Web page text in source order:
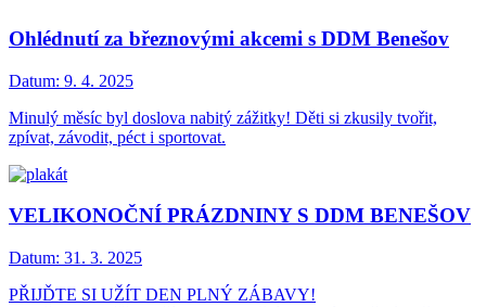
Ohlédnutí za březnovými akcemi s DDM Benešov
Datum: 9. 4. 2025
Minulý měsíc byl doslova nabitý zážitky! Děti si zkusily tvořit,
zpívat, závodit, péct i sportovat.
VELIKONOČNÍ PRÁZDNINY S DDM BENEŠOV
Datum: 31. 3. 2025
PŘIJĎTE SI UŽÍT DEN PLNÝ ZÁBAVY!